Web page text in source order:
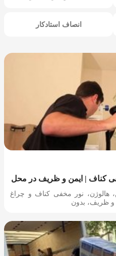
انصاف استادکار
کناف | ایمن و ظریف در محل
هالوژن، نور مخفی کناف و چراغ
ظریف، بدون